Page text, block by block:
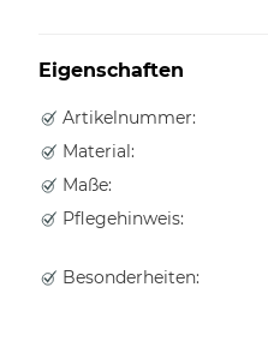
Eigenschaften
Artikelnummer:
Material:
Maße:
Pflegehinweis:
Besonderheiten: